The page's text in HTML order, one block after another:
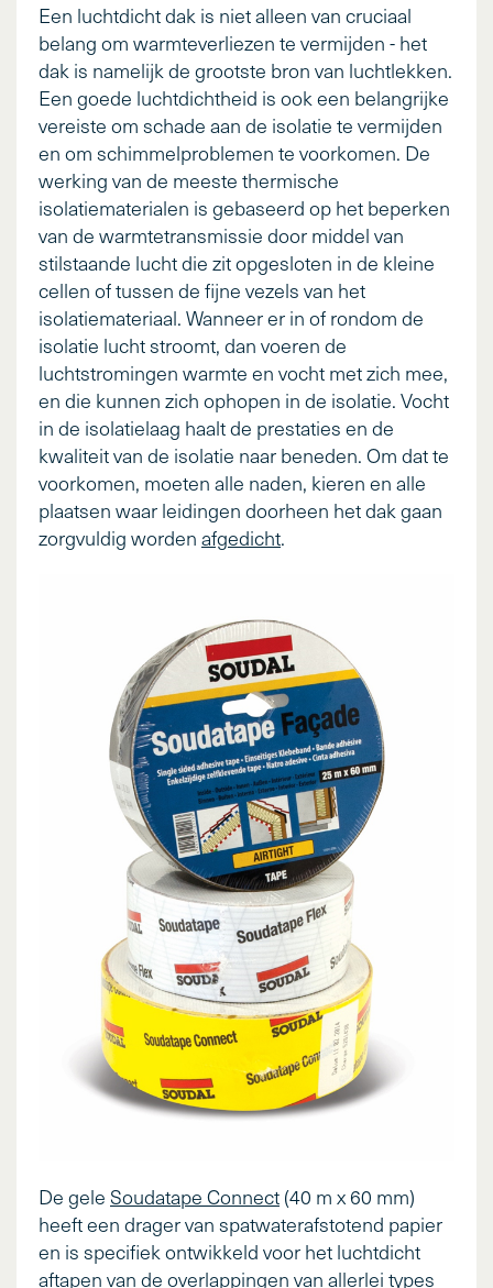
Een luchtdicht dak is niet alleen van cruciaal
belang om warmteverliezen te vermijden - het
dak is namelijk de grootste bron van luchtlekken.
Een goede luchtdichtheid is ook een belangrijke
vereiste om schade aan de isolatie te vermijden
en om schimmelproblemen te voorkomen. De
werking van de meeste thermische
isolatiematerialen is gebaseerd op het beperken
van de warmtetransmissie door middel van
stilstaande lucht die zit opgesloten in de kleine
cellen of tussen de fijne vezels van het
isolatiemateriaal. Wanneer er in of rondom de
isolatie lucht stroomt, dan voeren de
luchtstromingen warmte en vocht met zich mee,
en die kunnen zich ophopen in de isolatie. Vocht
in de isolatielaag haalt de prestaties en de
kwaliteit van de isolatie naar beneden. Om dat te
voorkomen, moeten alle naden, kieren en alle
plaatsen waar leidingen doorheen het dak gaan
zorgvuldig worden afgedicht.
De gele Soudatape Connect (40 m x 60 mm)
heeft een drager van spatwaterafstotend papier
en is specifiek ontwikkeld voor het luchtdicht
aftapen van de overlappingen van allerlei types